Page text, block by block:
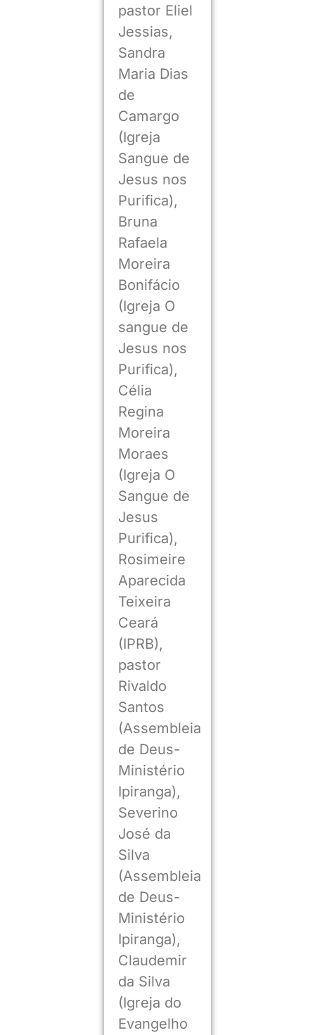
pastor Eliel
Jessias,
Sandra
Maria Dias
de
Camargo
(Igreja
Sangue de
Jesus nos
Purifica),
Bruna
Rafaela
Moreira
Bonifácio
(Igreja O
sangue de
Jesus nos
Purifica),
Célia
Regina
Moreira
Moraes
(Igreja O
Sangue de
Jesus
Purifica),
Rosimeire
Aparecida
Teixeira
Ceará
(IPRB),
pastor
Rivaldo
Santos
(Assembleia
de Deus-
Ministério
Ipiranga),
Severino
José da
Silva
(Assembleia
de Deus-
Ministério
Ipiranga),
Claudemir
da Silva
(Igreja do
Evangelho